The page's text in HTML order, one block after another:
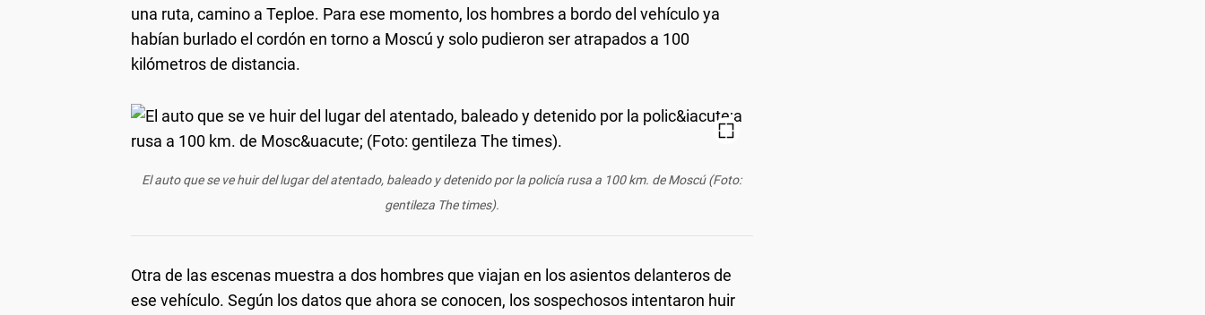
una ruta, camino a Teploe. Para ese momento, los hombres a bordo del vehículo ya
habían burlado el cordón en torno a Moscú y solo pudieron ser atrapados a 100
kilómetros de distancia.
El auto que se ve huir del lugar del atentado, baleado y detenido por la policía rusa a 100 km. de Moscú (Foto:
gentileza The times).
Otra de las escenas muestra a dos hombres que viajan en los asientos delanteros de
ese vehículo. Según los datos que ahora se conocen, los sospechosos intentaron huir